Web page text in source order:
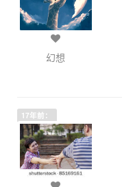
幻想
17年前：